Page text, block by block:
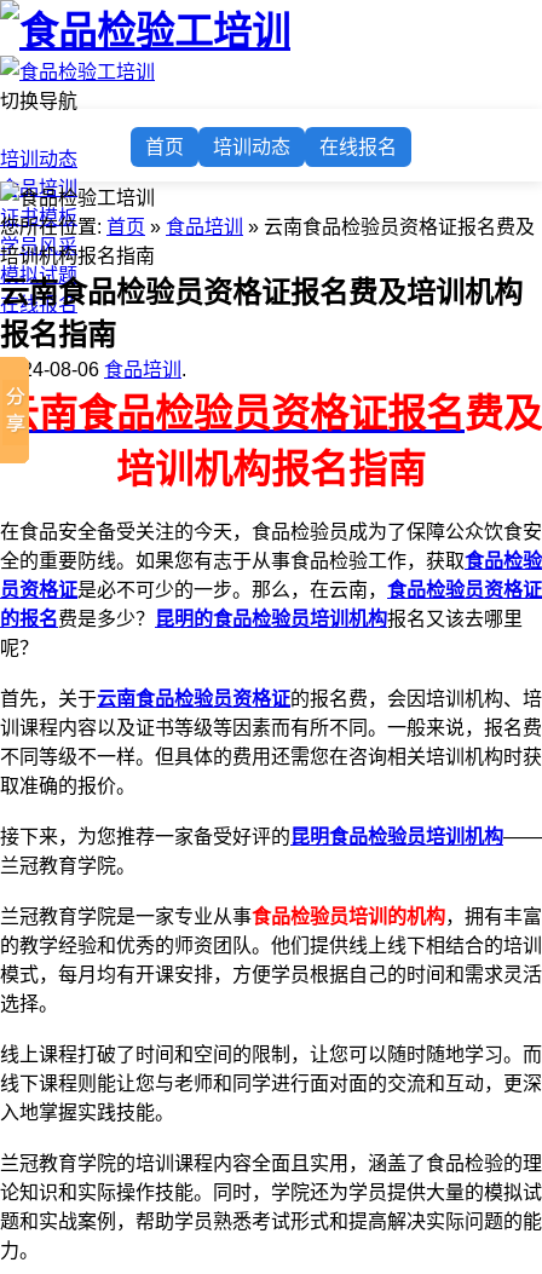
切换导航
培训动态
食品培训
证书模板
学员风采
模拟试题
在线报名
首页 培训动态 在线报名
您所在位置: 首页 » 食品培训
» 云南食品检验员资格证报名费及
培训机构报名指南
云南食品检验员资格证报名费及培训机构
报名指南
2024-08-06 食品培训 .
云南食品检验员资格证报名费及
培训机构报名指南
在食品安全备受关注的今天，食品检验员成为了保障公众饮食安
全的重要防线。如果您有志于从事食品检验工作，获取食品检验
员资格证是必不可少的一步。那么，在云南， 食品检验员资格证
的报名费是多少？ 昆明的食品检验员培训机构报名又该去哪里
呢？
首先，关于云南食品检验员资格证的报名费，会因培训机构、培
训课程内容以及证书等级等因素而有所不同。一般来说，报名费
不同等级不一样。但具体的费用还需您在咨询相关培训机构时获
取准确的报价。
接下来，为您推荐一家备受好评的昆明食品检验员培训机构——
兰冠教育学院。
兰冠教育学院是一家专业从事食品检验员培训的机构，拥有丰富
的教学经验和优秀的师资团队。他们提供线上线下相结合的培训
模式，每月均有开课安排，方便学员根据自己的时间和需求灵活
选择。
线上课程打破了时间和空间的限制，让您可以随时随地学习。而
线下课程则能让您与老师和同学进行面对面的交流和互动，更深
入地掌握实践技能。
兰冠教育学院的培训课程内容全面且实用，涵盖了食品检验的理
论知识和实际操作技能。同时，学院还为学员提供大量的模拟试
题和实战案例，帮助学员熟悉考试形式和提高解决实际问题的能
力。